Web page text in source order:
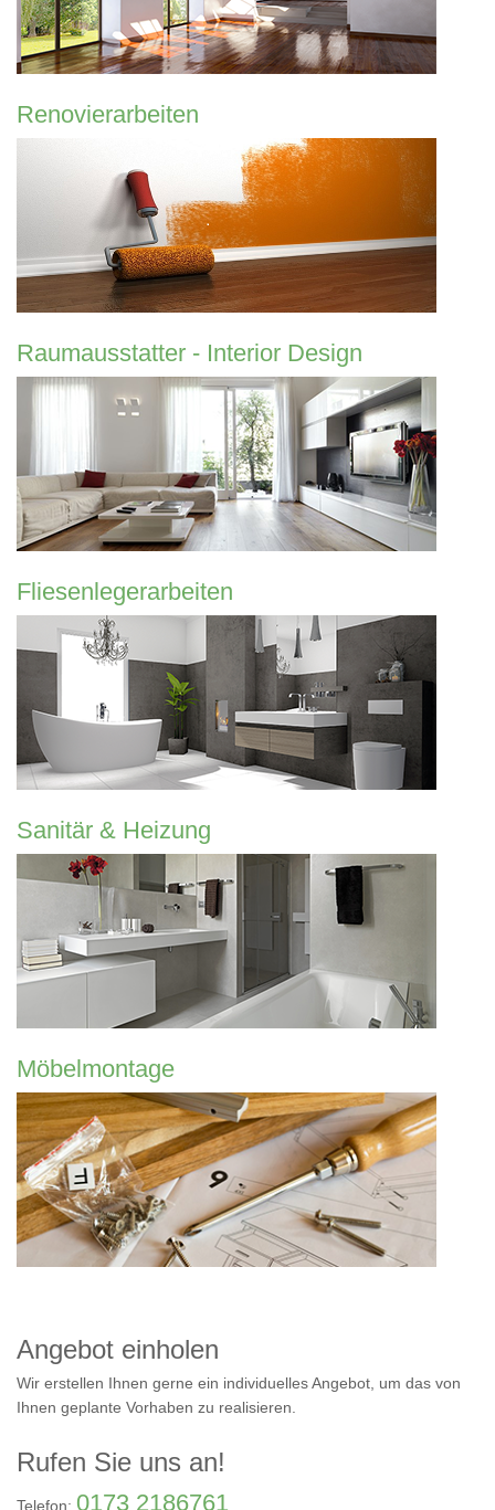
Renovierarbeiten
Raumausstatter - Interior Design
Fliesenlegerarbeiten
Sanitär & Heizung
Möbelmontage
Angebot einholen
Wir erstellen Ihnen gerne ein individuelles Angebot, um das von
Ihnen geplante Vorhaben zu realisieren.
Rufen Sie uns an!
Telefon: 0173 2186761